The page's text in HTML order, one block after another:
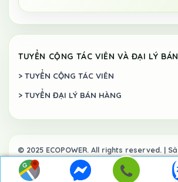
TUYỂN CỘNG TÁC VIÊN VÀ ĐẠI LÝ BÁN
> TUYỂN CỘNG TÁC VIÊN
> TUYỂN ĐẠI LÝ BÁN HÀNG